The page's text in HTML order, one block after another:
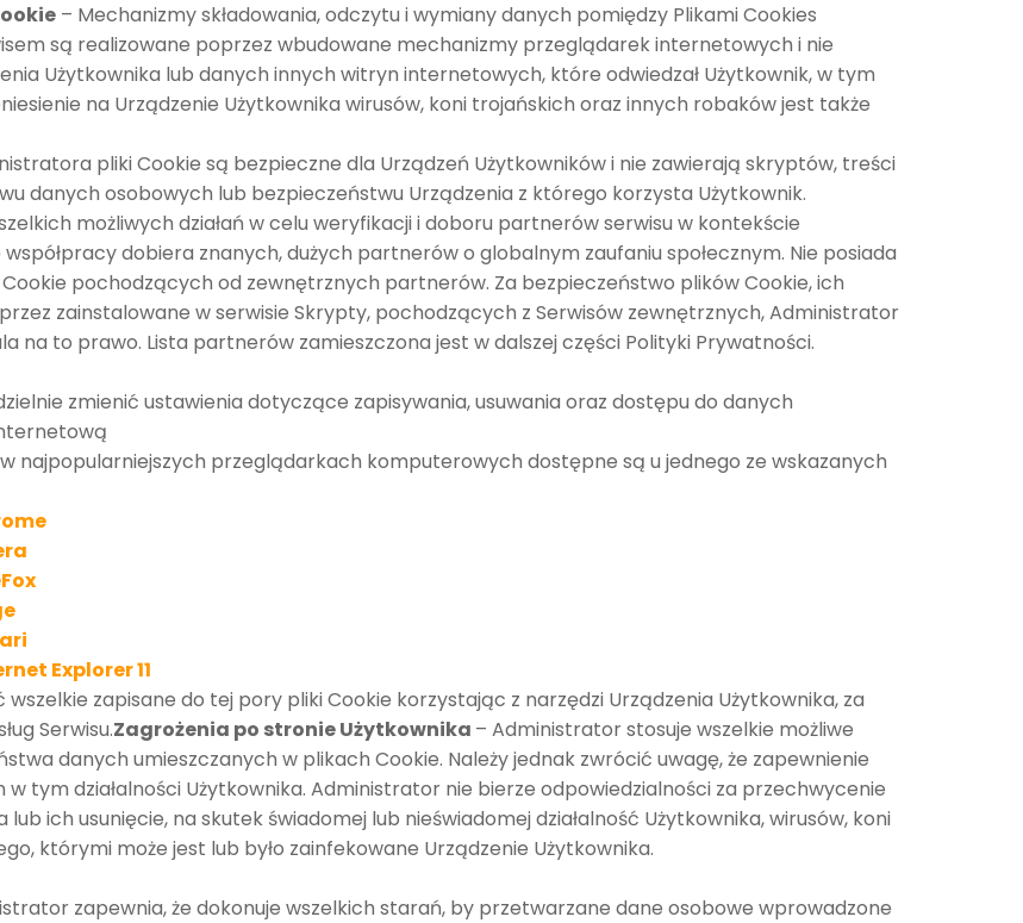
– Mechanizmy składowania, odczytu i wymiany danych pomiędzy Plikami Cookies
są realizowane poprzez wbudowane mechanizmy przeglądarek internetowych i nie
Użytkownika lub danych innych witryn internetowych, które odwiedzał Użytkownik, w tym
na Urządzenie Użytkownika wirusów, koni trojańskich oraz innych robaków jest także
pliki Cookie są bezpieczne dla Urządzeń Użytkowników i nie zawierają skryptów, treści
danych osobowych lub bezpieczeństwu Urządzenia z którego korzysta Użytkownik.
możliwych działań w celu weryfikacji i doboru partnerów serwisu w kontekście
dobiera znanych, dużych partnerów o globalnym zaufaniu społecznym. Nie posiada
pochodzących od zewnętrznych partnerów. Za bezpieczeństwo plików Cookie, ich
zainstalowane w serwisie Skrypty, pochodzących z Serwisów zewnętrznych, Administrator
na to prawo. Lista partnerów zamieszczona jest w dalszej części Polityki Prywatności.
zmienić ustawienia dotyczące zapisywania, usuwania oraz dostępu do danych
najpopularniejszych przeglądarkach komputerowych dostępne są u jednego ze wskazanych
Explorer 11
zapisane do tej pory pliki Cookie korzystając z narzędzi Urządzenia Użytkownika, za
Serwisu.Zagrożenia po stronie Użytkownika – Administrator stosuje wszelkie możliwe
danych umieszczanych w plikach Cookie. Należy jednak zwrócić uwagę, że zapewnienie
tym działalności Użytkownika. Administrator nie bierze odpowiedzialności za przechwycenie
ich usunięcie, na skutek świadomej lub nieświadomej działalność Użytkownika, wirusów, koni
którymi może jest lub było zainfekowane Urządzenie Użytkownika.
zapewnia, że dokonuje wszelkich starań, by przetwarzane dane osobowe wprowadzone